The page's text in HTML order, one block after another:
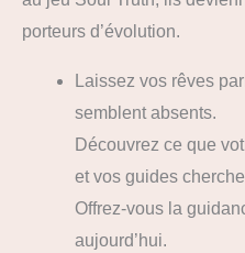
porteurs d’évolution.
Laissez vos rêves
semblent absents.
Découvrez ce que
et vos guides
Offrez-vous la
aujourd’hui.